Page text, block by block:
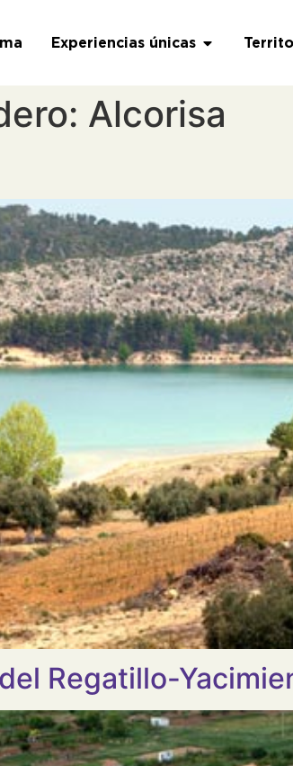
Experiencias únicas
Alcorisa
Regatillo-